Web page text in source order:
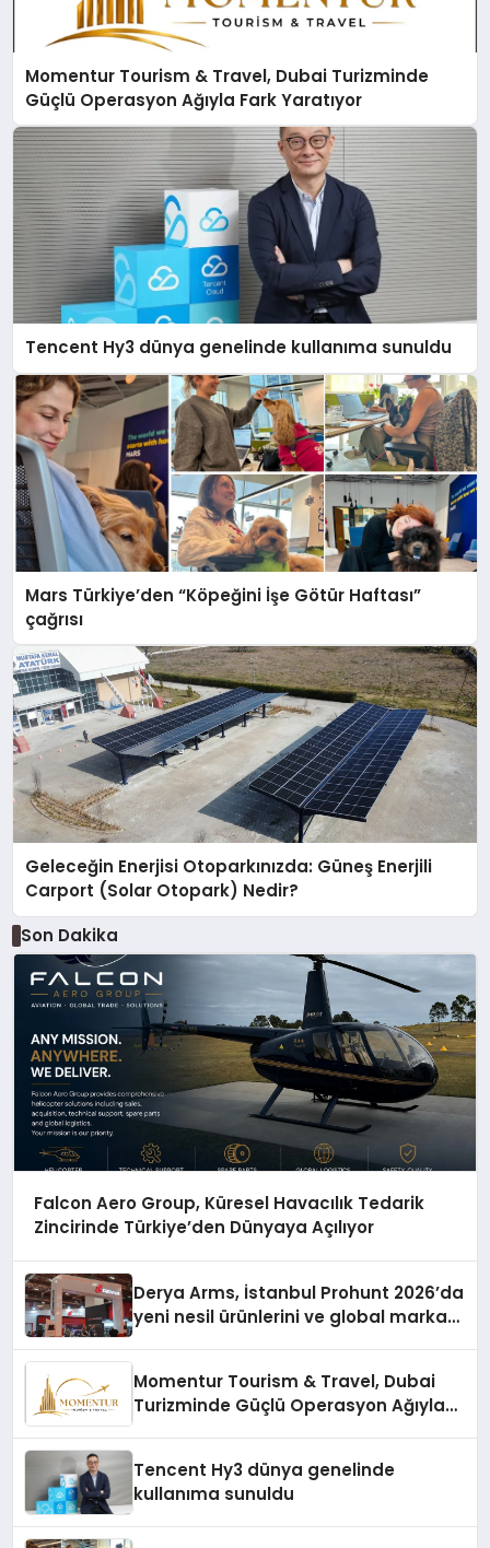
Momentur Tourism & Travel, Dubai Turizminde
Güçlü Operasyon Ağıyla Fark Yaratıyor
Tencent Hy3 dünya genelinde kullanıma sunuldu
Mars Türkiye’den “Köpeğini İşe Götür Haftası”
çağrısı
Geleceğin Enerjisi Otoparkınızda: Güneş Enerjili
Carport (Solar Otopark) Nedir?
Son Dakika
Falcon Aero Group, Küresel Havacılık Tedarik
Zincirinde Türkiye’den Dünyaya Açılıyor
Derya Arms, İstanbul Prohunt 2026’da
yeni nesil ürünlerini ve global marka
Momentur Tourism & Travel, Dubai
Turizminde Güçlü Operasyon Ağıyla
Tencent Hy3 dünya genelinde
kullanıma sunuldu